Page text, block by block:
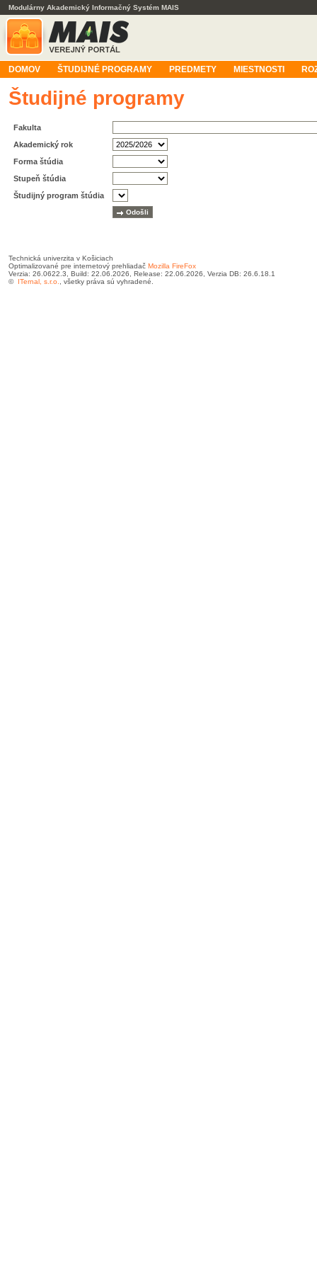
Modulárny Akademický Informačný Systém MAIS
DOMOV ŠTUDIJNÉ PROGRAMY PREDMETY MIESTNOSTI
Študijné programy
Fakulta
Akademický rok
Forma štúdia
Stupeň štúdia
Študijný program štúdia
Technická univerzita v Košiciach
Optimalizované pre internetový prehliadač Mozilla FireFox
Verzia: 26.0622.3, Build: 22.06.2026, Release: 22.06.2026, Verzia DB: 26.6.18.1
© ITernal, s.r.o. , všetky práva sú vyhradené.